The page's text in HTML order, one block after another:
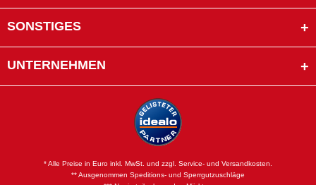
SONSTIGES
UNTERNEHMEN
* Alle Preise in Euro inkl. MwSt. und zzgl. Service- und Versandkosten.
** Ausgenommen Speditions- und Sperrgutzuschläge